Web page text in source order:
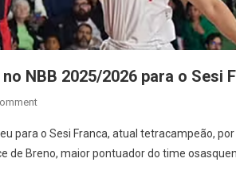
NBB 2025/2026 para o Sesi
On
Osasco
Estreia
para o Sesi Franca, atual tetracampeão,
de Breno, maior pontuador do time